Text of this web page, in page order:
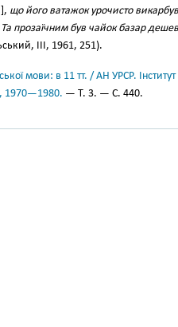
що його ватажок урочисто
Та прозаїчним був чайок базар
III, 1961, 251).
мови: в 11 тт. / АН УРСР.
1970—1980. — Т. 3. — С. 440.